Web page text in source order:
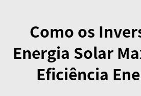
Como os
Energia Solar
Eficiência